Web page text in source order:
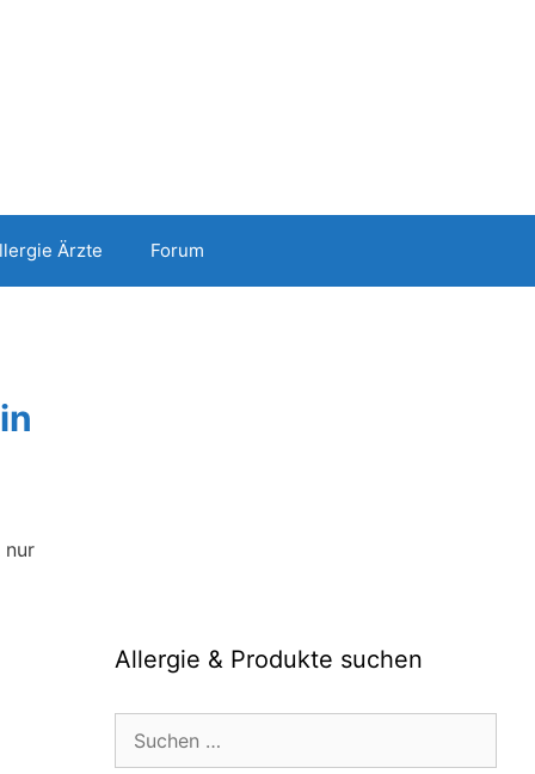
Ärzte Forum
nur
Allergie & Produkte suchen